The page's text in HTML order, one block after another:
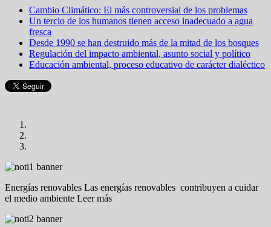
Cambio Climático: El más controversial de los problemas
Un tercio de los humanos tienen acceso inadecuado a agua
fresca
Desde 1990 se han destruido más de la mitad de los bosques
Regulación del impacto ambiental, asunto social y político
Educación ambiental, proceso educativo de carácter dialéctico
Energías renovables Las energías renovables contribuyen a cuidar
el medio ambiente Leer más